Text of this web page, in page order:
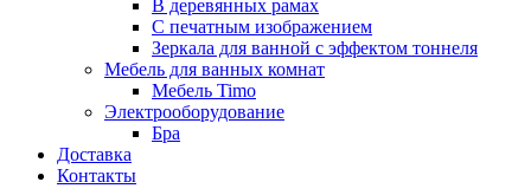
В деревянных рамах
С печатным изображением
Зеркала для ванной с эффектом тоннеля
Мебель для ванных комнат
Мебель Timo
Электрооборудование
Бра
Доставка
Контакты